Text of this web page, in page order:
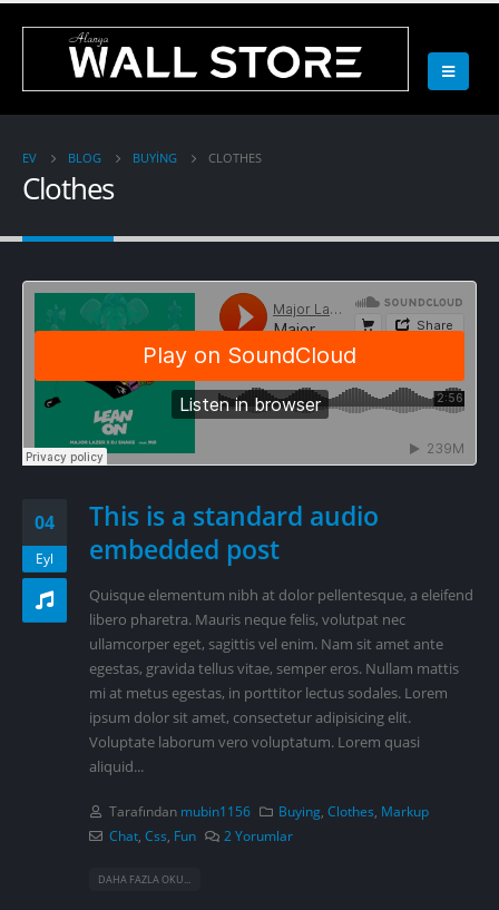
EV BLOG BUYING CLOTHES
Clothes
04
Eyl
This is a standard audio
embedded post
Quisque elementum nibh at dolor pellentesque, a eleifend
libero pharetra. Mauris neque felis, volutpat nec
ullamcorper eget, sagittis vel enim. Nam sit amet ante
egestas, gravida tellus vitae, semper eros. Nullam mattis
mi at metus egestas, in porttitor lectus sodales. Lorem
ipsum dolor sit amet, consectetur adipisicing elit.
Voluptate laborum vero voluptatum. Lorem quasi
aliquid...
Tarafından mubin1156 Buying,Clothes, Markup
Chat, Css, Fun 2 Yorumlar
DAHA FAZLA OKU...